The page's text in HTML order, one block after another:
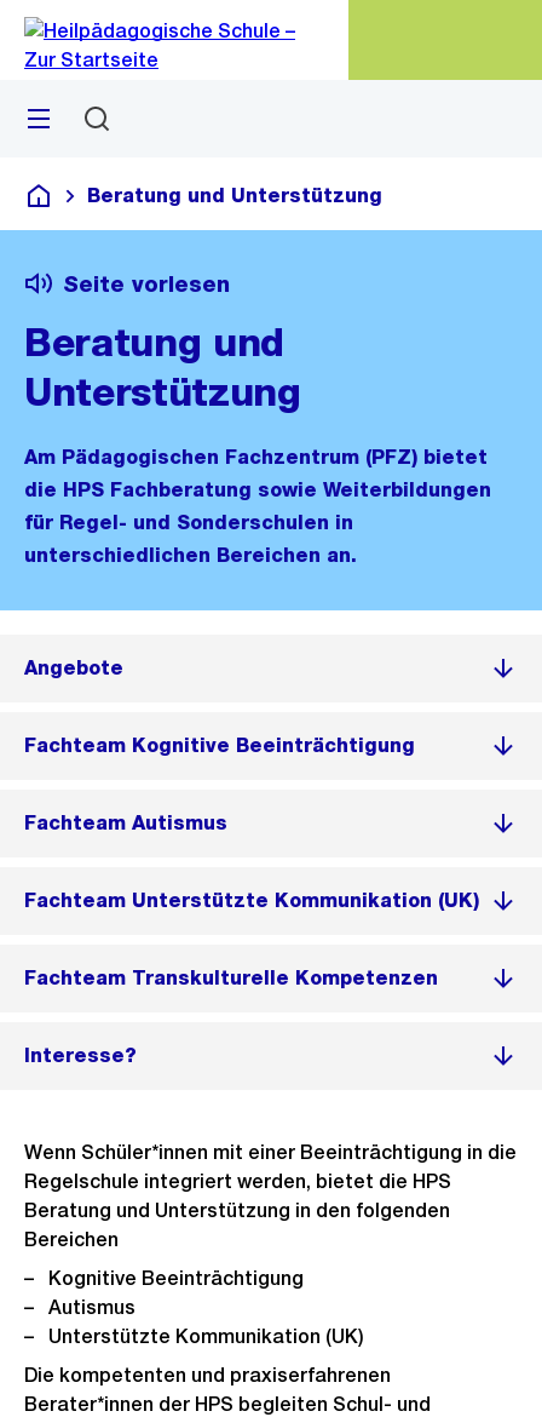
Navigation
Sprunglink
Menü
Heilpädagogische Schule
Beratung und Unterstützung
Seite vorlesen
Beratung und
Unterstützung
Am Pädagogischen Fachzentrum (PFZ) bietet
die HPS Fachberatung sowie Weiterbildungen
für Regel- und Sonderschulen in
unterschiedlichen Bereichen an.
Angebote
Fachteam Kognitive Beeinträchtigung
Fachteam Autismus
Fachteam Unterstützte Kommunikation (UK)
Fachteam Transkulturelle Kompetenzen
Interesse?
Wenn Schüler*innen mit einer Beeinträchtigung in die
Regelschule integriert werden, bietet die HPS
Beratung und Unterstützung in den folgenden
Bereichen
Kognitive Beeinträchtigung
Autismus
Unterstützte Kommunikation (UK)
Die kompetenten und praxiserfahrenen
Berater*innen der HPS begleiten Schul- und